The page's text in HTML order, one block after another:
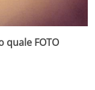
quale FOTO